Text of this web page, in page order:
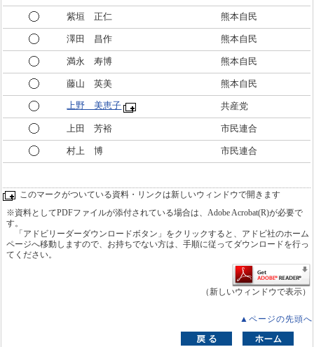
紫垣 正仁 熊本自民
澤田 昌作 熊本自民
満永 寿博 熊本自民
藤山 英美 熊本自民
上野 美恵子 共産党
上田 芳裕 市民連合
村上 博 市民連合
このマークがついている資料・リンクは新しいウィンドウで開きます
※資料としてPDFファイルが添付されている場合は、Adobe Acrobat(R)が必要で
す。
「アドビリーダーダウンロードボタン」をクリックすると、アドビ社のホーム
ページへ移動しますので、お持ちでない方は、手順に従ってダウンロードを行っ
てください。
（新しいウィンドウで表示）
▲ページの先頭へ